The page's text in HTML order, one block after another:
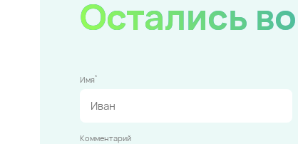
Остались
Имя*
Комментарий